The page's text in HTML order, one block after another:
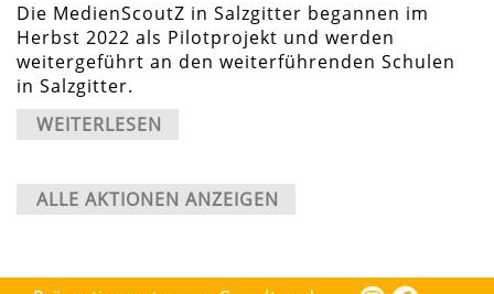
Die MedienScoutZ in Salzgitter begannen im
Herbst 2022 als Pilotprojekt und werden
weitergeführt an den weiterführenden Schulen
in Salzgitter.
WEITERLESEN
ALLE AKTIONEN ANZEIGEN